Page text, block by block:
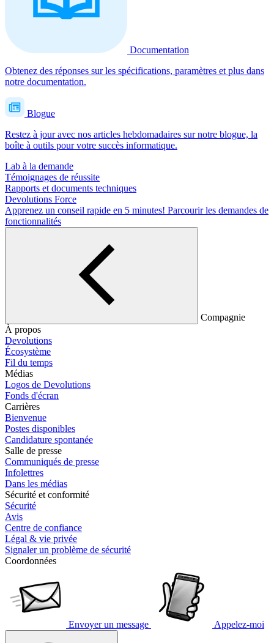
Documentation
Obtenez des réponses sur les spécifications, paramètres et plus dans
notre documentation.
Blogue
Restez à jour avec nos articles hebdomadaires sur notre blogue, la
boîte à outils pour votre succès informatique.
Lab à la demande
Témoignages de réussite
Rapports et documents techniques
Devolutions Force
Apprenez un conseil rapide en 5 minutes! Parcourir les demandes de
fonctionnalités
Compagnie
À propos
Devolutions
Écosystème
Fil du temps
Médias
Logos de Devolutions
Fonds d'écran
Carrières
Bienvenue
Postes disponibles
Candidature spontanée
Salle de presse
Communiqués de presse
Infolettres
Dans les médias
Sécurité et conformité
Sécurité
Avis
Centre de confiance
Légal & vie privée
Signaler un problème de sécurité
Coordonnées
Envoyer un message Appelez-moi